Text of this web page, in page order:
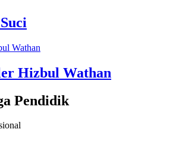
Hizbul Wathan
Pendidik